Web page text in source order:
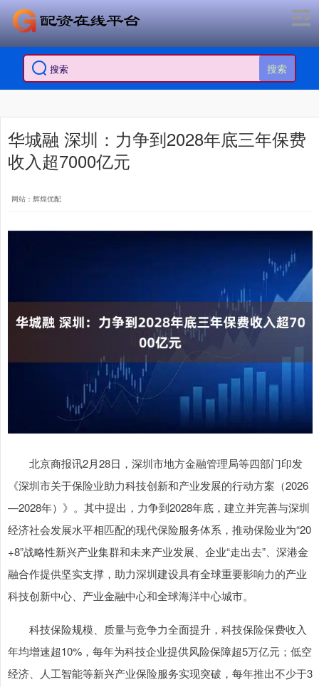
搜索
华城融 深圳：力争到2028年底三年保费
收入超7000亿元
网站：辉煌优配
北京商报讯2月28日，深圳市地方金融管理局等四部门印发
《深圳市关于保险业助力科技创新和产业发展的行动方案（2026
—2028年）》。其中提出，力争到2028年底，建立并完善与深圳
经济社会发展水平相匹配的现代保险服务体系，推动保险业为“20
+8”战略性新兴产业集群和未来产业发展、企业“走出去”、深港金
融合作提供坚实支撑，助力深圳建设具有全球重要影响力的产业
科技创新中心、产业金融中心和全球海洋中心城市。
科技保险规模、质量与竞争力全面提升，科技保险保费收入
年均增速超10%，每年为科技企业提供风险保障超5万亿元；低空
经济、人工智能等新兴产业保险服务实现突破，每年推出不少于3